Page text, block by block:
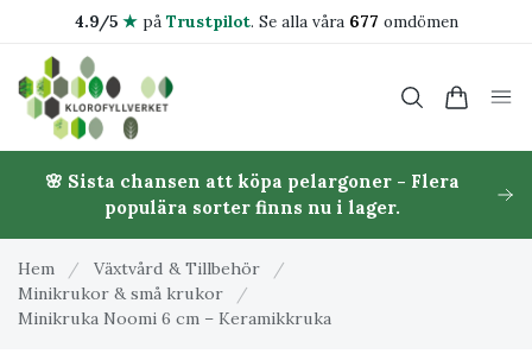
4.9/5 ★på Trustpilot. Se alla våra 677 omdömen
🌸 Sista chansen att köpa pelargoner - Flera
populära sorter finns nu i lager.
Hem / Växtvård & Tillbehör
/
Minikrukor & små krukor
/
Minikruka Noomi 6 cm – Keramikkruka